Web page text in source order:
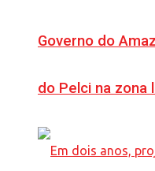
Governo do
do Pelci na zona